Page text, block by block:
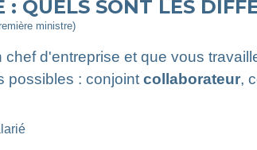
QUELS SONT LES
ministre)
d'entreprise et que vous
possibles : conjoint collaborateur,